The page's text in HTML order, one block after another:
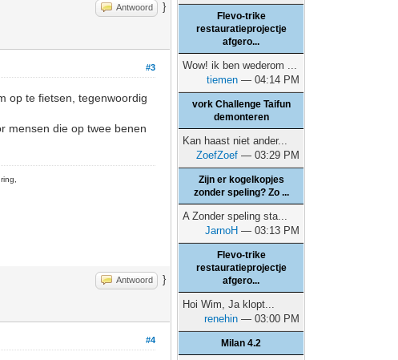
Antwoord }
#3
op te fietsen, tegenwoordig
mensen die op twee benen
Antwoord }
#4
Flevo-trike
restauratieprojectje
afgero...
Wow! ik ben wederom ...
tiemen — 04:14 PM
vork Challenge Taifun
demonteren
Kan haast niet ander...
ZoefZoef — 03:29 PM
Zijn er kogelkopjes
zonder speling? Zo ...
A Zonder speling sta...
JarnoH — 03:13 PM
Flevo-trike
restauratieprojectje
afgero...
Hoi Wim, Ja klopt...
renehin — 03:00 PM
Milan 4.2